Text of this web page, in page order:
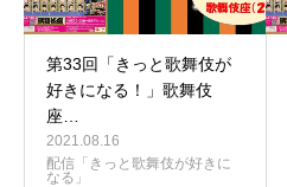
第33回「きっと歌舞伎が
好きになる！」歌舞伎
座…
2021.08.16
配信「きっと歌舞伎が好きに
なる」